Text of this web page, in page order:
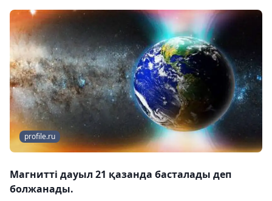
profile.ru
Магнитті дауыл 21 қазанда басталады деп
болжанады.